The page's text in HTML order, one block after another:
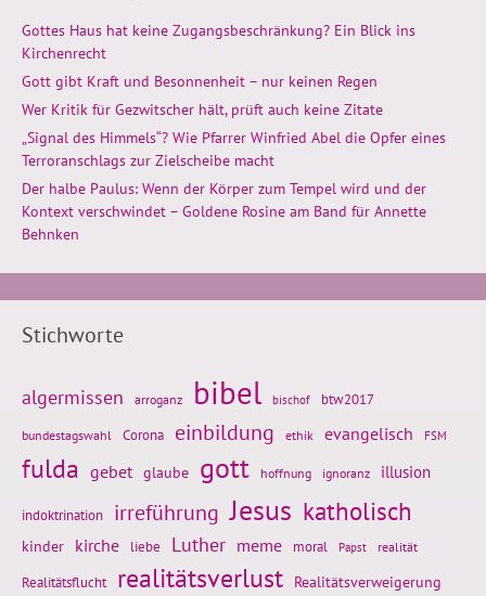
Gottes Haus hat keine Zugangsbeschränkung? Ein Blick ins
Kirchenrecht
Gott gibt Kraft und Besonnenheit – nur keinen Regen
Wer Kritik für Gezwitscher hält, prüft auch keine Zitate
„Signal des Himmels“? Wie Pfarrer Winfried Abel die Opfer eines
Terroranschlags zur Zielscheibe macht
Der halbe Paulus: Wenn der Körper zum Tempel wird und der
Kontext verschwindet – Goldene Rosine am Band für Annette
Behnken
Stichworte
algermissen arroganz bibel bischof btw2017
bundestagswahl Corona einbildung ethik evangelisch FSM
fulda gebet glaube gott hoffnung ignoranz illusion
indoktrination irreführung Jesus katholisch
kinder kirche liebe Luther meme moral Papst realität
Realitätsflucht realitätsverlust Realitätsverweigerung